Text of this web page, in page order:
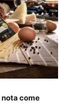
come